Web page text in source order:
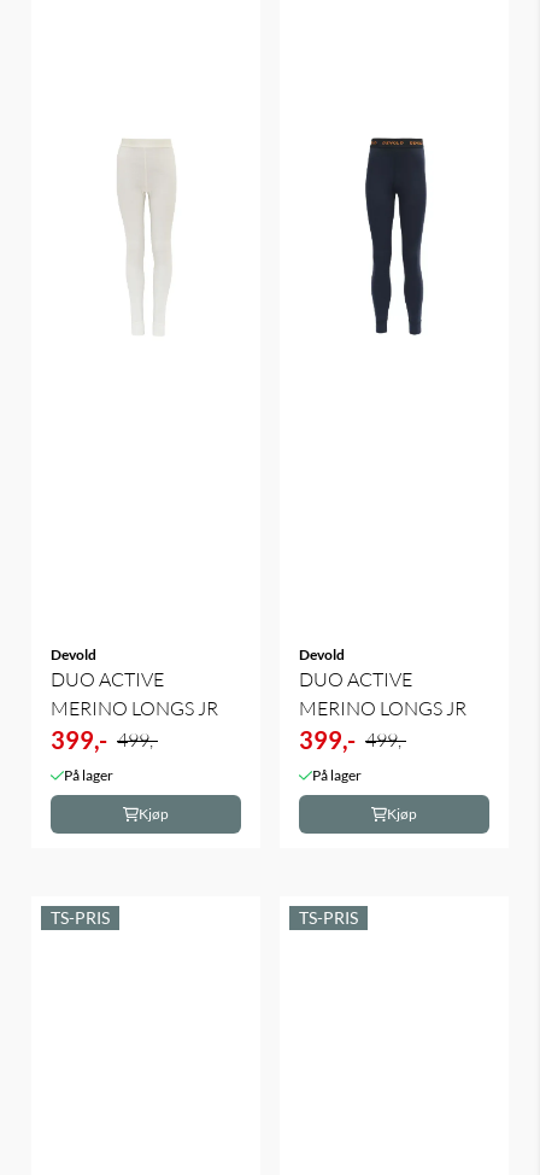
Devold
DUO ACTIVE
MERINO LONGS JR
399,- 499,-
På lager
Kjøp
Devold
DUO ACTIVE
MERINO LONGS JR
399,- 499,-
På lager
Kjøp